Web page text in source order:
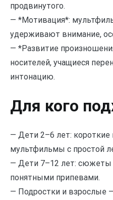
продвинутого.
— *Мотивация*:
удерживают внимание,
— *Развитие
носителей, учащиеся
интонацию.
Для кого
— Дети 2–6 лет:
мультфильмы с простой
— Дети 7–12 лет: сюжеты
понятными припевами.
— Подростки и взрослые